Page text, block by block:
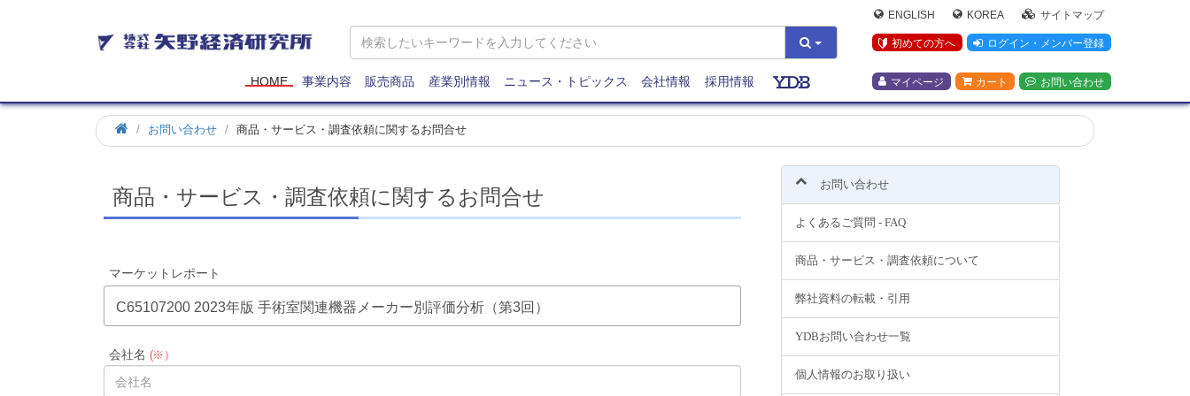
矢
野
研
究
所
ENGLISH KOREA サイトマップ
初めての方へ ログイン・メンバー登録
マイページ カート お問い合わせ
HOME 事業内容 販売商品 産業別情報 ニュース・トピックス 会社情報 採用情報
お問い合わせ 商品・サービス・調査依頼に関するお問合せ
商品・サービス・調査依頼に関するお問合せ
マーケットレポート
C65107200 2023年版 手術室関連機器メーカー別評価分析（第3回）
会社名 (※）
お問い合わせ
よくあるご質問 - FAQ
商品・サービス・調査依頼について
弊社資料の転載・引用
YDBお問い合わせ一覧
個人情報のお取り扱い